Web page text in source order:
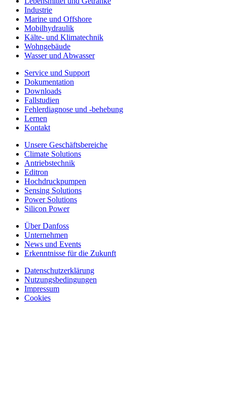
Industrie
Marine und Offshore
Mobilhydraulik
Kälte- und Klimatechnik
Wohngebäude
Wasser und Abwasser
Service und Support
Dokumentation
Downloads
Fallstudien
Fehlerdiagnose und -behebung
Lernen
Kontakt
Unsere Geschäftsbereiche
Climate Solutions
Antriebstechnik
Editron
Hochdruckpumpen
Sensing Solutions
Power Solutions
Silicon Power
Über Danfoss
Unternehmen
News und Events
Erkenntnisse für die Zukunft
Datenschutzerklärung
Nutzungsbedingungen
Impressum
Cookies